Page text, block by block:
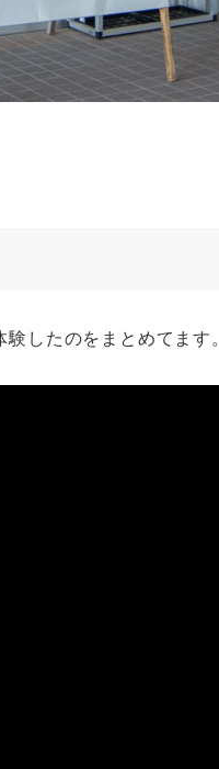
したのをまとめてます。